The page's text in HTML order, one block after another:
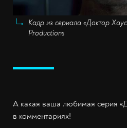
Кадр из сериала «Доктор
Productions
А какая ваша любимая серия
в комментариях!